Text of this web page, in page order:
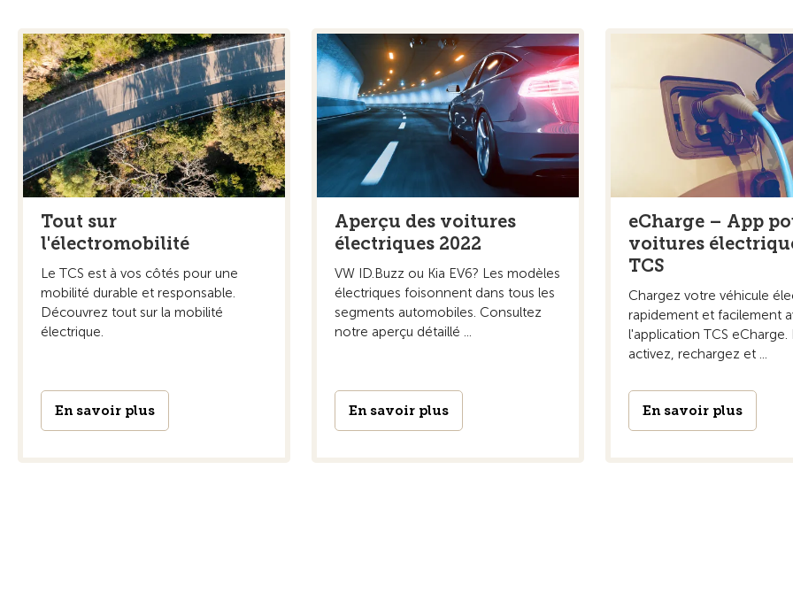
Tout sur
l'électromobilité
Le TCS est à vos côtés pour une
mobilité durable et responsable.
Découvrez tout sur la mobilité
électrique.
En savoir plus
Aperçu des voitures
électriques 2022
VW ID.Buzz ou Kia EV6? Les modèles
électriques foisonnent dans tous les
segments automobiles. Consultez
notre aperçu détaillé ...
En savoir plus
eCharge – App
voitures
TCS
Chargez votre véhicule
rapidement et facilement
l'application TCS eCharge.
activez, rechargez et ...
En savoir plus